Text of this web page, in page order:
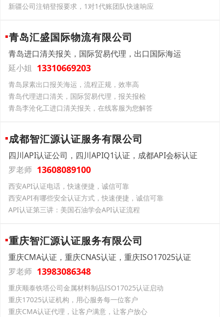
新疆公司注销登报要求，1对1代账团队快速响应
青岛汇盛国际物流有限公司
青岛进口清关报关，国际贸易代理，出口国际海运
延小姐 13310669203
青岛尿素出口报关海运，流程正规，效率高
青岛代理进口清关，国际贸易代理，报关报检
青岛李沧化工进口清关报关，在线客服为您解答
成都智汇源认证服务有限公司
四川API认证公司，四川APIQ1认证，成都API会标认证
罗老师 13608089100
西安API认证电话，快速便捷，诚信可靠
西安API有哪些安全认证方式，快速便捷，诚信可靠
API认证第三讲：美国石油学会API认证流程
重庆智汇源认证服务有限公司
重庆CMA认证，重庆CNAS认证，重庆ISO17025认证
罗老师 13983086348
重庆顺泰铁塔公司金属材料制品ISO17025认证启动
重庆17025认证机构，用心服务每一位客户
重庆CMA认证代理，让客户满意，让客户放心